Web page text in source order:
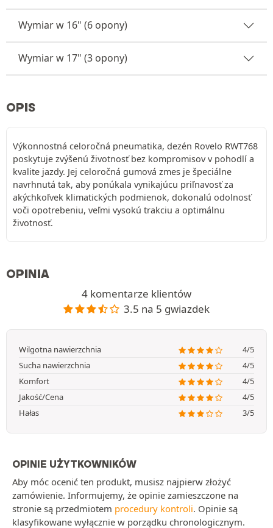
Wymiar w 16" (6 opony)
Wymiar w 17" (3 opony)
OPIS
Výkonnostná celoročná pneumatika, dezén Rovelo RWT768
poskytuje zvýšenú životnosť bez kompromisov v pohodlí a
kvalite jazdy. Jej celoročná gumová zmes je špeciálne
navrhnutá tak, aby ponúkala vynikajúcu priľnavosť za
akýchkoľvek klimatických podmienok, dokonalú odolnosť
voči opotrebeniu, veľmi vysokú trakciu a optimálnu
životnosť.
OPINIA
4 komentarze klientów
3.5 na 5 gwiazdek
Wilgotna nawierzchnia
4/5
Sucha nawierzchnia
4/5
Komfort
4/5
Jakość/Cena
4/5
Hałas
3/5
OPINIE UŻYTKOWNIKÓW
Aby móc ocenić ten produkt, musisz najpierw złożyć
zamówienie. Informujemy, że opinie zamieszczone na
stronie są przedmiotem procedury kontroli. Opinie są
klasyfikowane wyłącznie w porządku chronologicznym.